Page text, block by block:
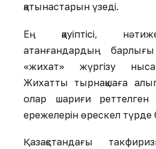
қатынастарын үзеді.
Ең қауіптісі,
атанғандардың барлығы
«жихат» жүргізу
Жихатты тырнақшаға
олар шариғи реттелген
ережелерін өрескел түрде
Қазақстандағы